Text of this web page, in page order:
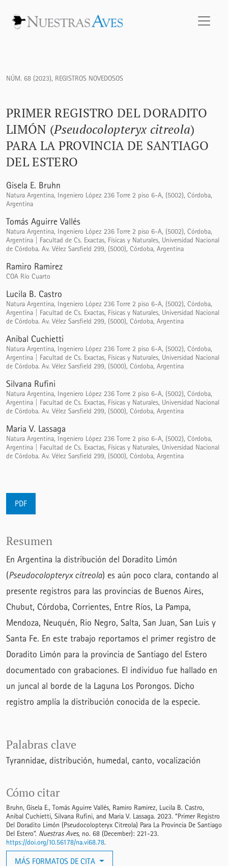
NÚM. 68 (2023), REGISTROS NOVEDOSOS
PRIMER REGISTRO DEL DORADITO
LIMÓN (Pseudocolopteryx citreola)
PARA LA PROVINCIA DE SANTIAGO
DEL ESTERO
Gisela E. Bruhn
Natura Argentina, Ingeniero López 236 Torre 2 piso 6-A, (5002), Córdoba,
Argentina
Tomás Aguirre Vallés
Natura Argentina, Ingeniero López 236 Torre 2 piso 6-A, (5002), Córdoba,
Argentina | Facultad de Cs. Exactas, Físicas y Naturales, Universidad Nacional
de Córdoba. Av. Vélez Sarsfield 299, (5000), Córdoba, Argentina
Ramiro Ramirez
COA Río Cuarto
Lucila B. Castro
Natura Argentina, Ingeniero López 236 Torre 2 piso 6-A, (5002), Córdoba,
Argentina | Facultad de Cs. Exactas, Físicas y Naturales, Universidad Nacional
de Córdoba. Av. Vélez Sarsfield 299, (5000), Córdoba, Argentina
Anibal Cuchietti
Natura Argentina, Ingeniero López 236 Torre 2 piso 6-A, (5002), Córdoba,
Argentina | Facultad de Cs. Exactas, Físicas y Naturales, Universidad Nacional
de Córdoba. Av. Vélez Sarsfield 299, (5000), Córdoba, Argentina
Silvana Rufini
Natura Argentina, Ingeniero López 236 Torre 2 piso 6-A, (5002), Córdoba,
Argentina | Facultad de Cs. Exactas, Físicas y Naturales, Universidad Nacional
de Córdoba. Av. Vélez Sarsfield 299, (5000), Córdoba, Argentina
Maria V. Lassaga
Natura Argentina, Ingeniero López 236 Torre 2 piso 6-A, (5002), Córdoba,
Argentina | Facultad de Cs. Exactas, Físicas y Naturales, Universidad Nacional
de Córdoba. Av. Vélez Sarsfield 299, (5000), Córdoba, Argentina
PDF
Palabras clave
Tyrannidae distribución humedal canto vocalización
Cómo citar
Bruhn, Gisela E., Tomás Aguirre Vallés, Ramiro Ramirez, Lucila B. Castro,
Anibal Cuchietti, Silvana Rufini, and Maria V. Lassaga. 2023. “Primer Registro
Del Doradito Limón (Pseudocolopteryx Citreola) Para La Provincia De Santiago
Del Estero”. Nuestras Aves, no. 68 (December): 221-23.
https://doi.org/10.56178/na.vi68.78.
MÁS FORMATOS DE CITA
Resumen
En Argentina la distribución del Doradito Limón
(Pseudocolopteryx citreola) es aún poco clara, contando al
presente registros para las provincias de Buenos Aires,
Chubut, Córdoba, Corrientes, Entre Ríos, La Pampa,
Mendoza, Neuquén, Rio Negro, Salta, San Juan, San Luis y
Santa Fe. En este trabajo reportamos el primer registro de
Doradito Limón para la provincia de Santiago del Estero
documentado con grabaciones. El individuo fue hallado en
un juncal al borde de la Laguna Los Porongos. Dicho
registro amplía la distribución conocida de la especie.